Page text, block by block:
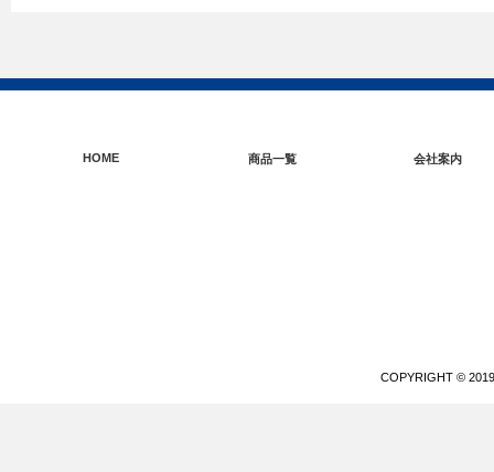
HOME 商品一覧 会社案内
COPYRIGHT ©